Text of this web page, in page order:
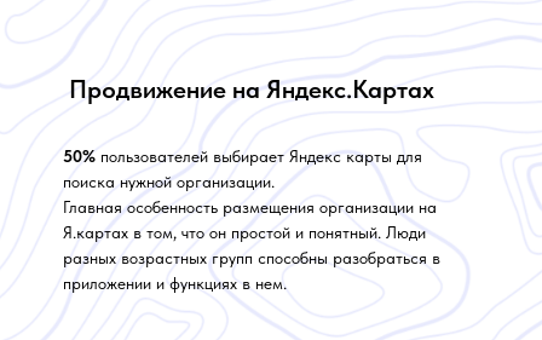
Продвижение на Яндекс.Картах
50% пользователей выбирает Яндекс карты для
поиска нужной организации.
Главная особенность размещения организации на
Я.картах в том, что он простой и понятный. Люди
разных возрастных групп способны разобраться в
приложении и функциях в нем.